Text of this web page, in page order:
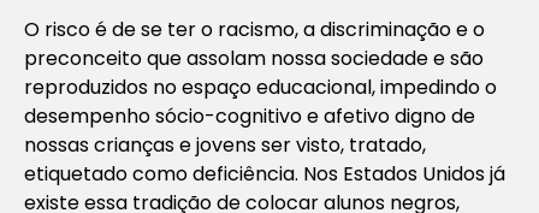
O risco é de se ter o racismo, a discriminação e o
preconceito que assolam nossa sociedade e são
reproduzidos no espaço educacional, impedindo o
desempenho sócio-cognitivo e afetivo digno de
nossas crianças e jovens ser visto, tratado,
etiquetado como deficiência. Nos Estados Unidos já
existe essa tradição de colocar alunos negros,